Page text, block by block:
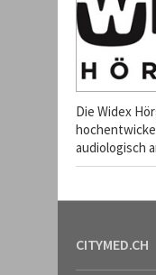
Die Widex
audiologisch
CITYMED.CH